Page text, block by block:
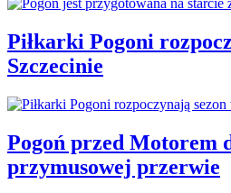
Piłkarki Pogoni
Szczecinie
Pogoń przed Motorem
przymusowej przerwie